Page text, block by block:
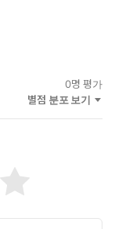
0명 평가
별점 분포 보기